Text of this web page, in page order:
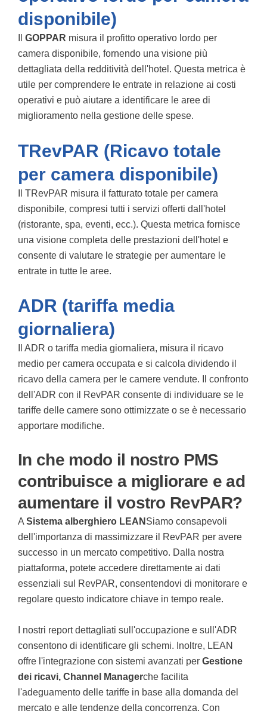
disponibile)
GOPPAR misura il profitto operativo lordo per
camera disponibile, fornendo una visione più
dettagliata della redditività dell'hotel. Questa metrica è
utile per comprendere le entrate in relazione ai costi
operativi e può aiutare a identificare le aree di
miglioramento nella gestione delle spese.
TRevPAR (Ricavo totale
per camera disponibile)
TRevPAR misura il fatturato totale per camera
disponibile, compresi tutti i servizi offerti dall'hotel
(ristorante, spa, eventi, ecc.). Questa metrica fornisce
una visione completa delle prestazioni dell'hotel e
consente di valutare le strategie per aumentare le
entrate in tutte le aree.
ADR (tariffa media
giornaliera)
ADR o tariffa media giornaliera, misura il ricavo
medio per camera occupata e si calcola dividendo il
ricavo della camera per le camere vendute. Il confronto
dell'ADR con il RevPAR consente di individuare se le
tariffe delle camere sono ottimizzate o se è necessario
apportare modifiche.
In che modo il nostro PMS
contribuisce a migliorare e ad
aumentare il vostro RevPAR?
A Sistema alberghiero LEAN Siamo consapevoli
dell'importanza di massimizzare il RevPAR per avere
successo in un mercato competitivo. Dalla nostra
piattaforma, potete accedere direttamente ai dati
essenziali sul RevPAR, consentendovi di monitorare e
regolare questo indicatore chiave in tempo reale.
I nostri report dettagliati sull'occupazione e sull'ADR
consentono di identificare gli schemi. Inoltre, LEAN
offre l'integrazione con sistemi avanzati per Gestione
dei ricavi, Channel Managerche facilita
l'adeguamento delle tariffe in base alla domanda del
mercato e alle tendenze della concorrenza. Con